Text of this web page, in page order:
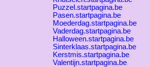
Puzzel.startpagina.be
Pasen.startpagina.be
Moederdag.startpagina.be
Vaderdag.startpagina.be
Halloween.startpagina.be
Sinterklaas.startpagina.be
Kerstmis.startpagina.be
Valentijn.startpagina.be